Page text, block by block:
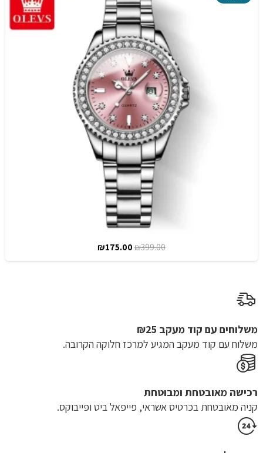
₪399.00
המחיר
המקורי
₪175.00
המחיר
הנוכחי
משלוחים עם קוד מעקב ₪25
משלוח​ עם קוד מעקב המגיע למרכז חלוקה הקרובה.
רכישה​ ​מאובטחת ומבוטחת
קניה מאובטחת בכרטיס אשראי, פייפאל ביט ופייבוקס.